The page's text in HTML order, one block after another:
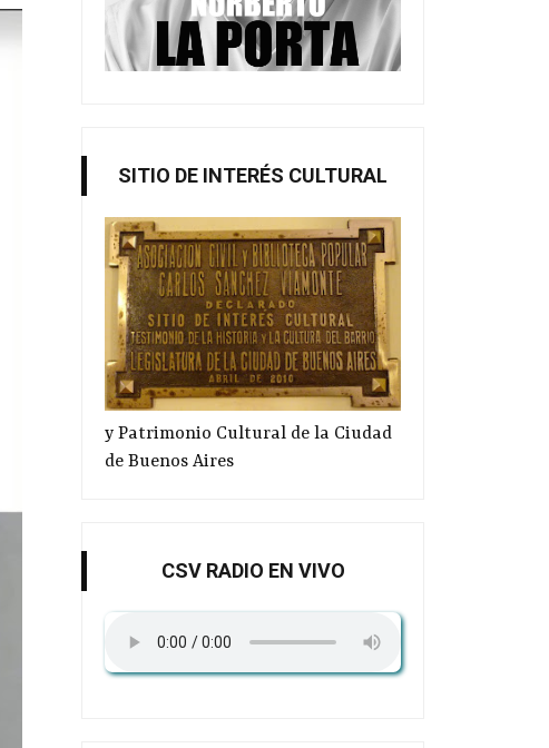
SITIO DE INTERÉS CULTURAL
y Patrimonio Cultural de la Ciudad
de Buenos Aires
CSV RADIO EN VIVO